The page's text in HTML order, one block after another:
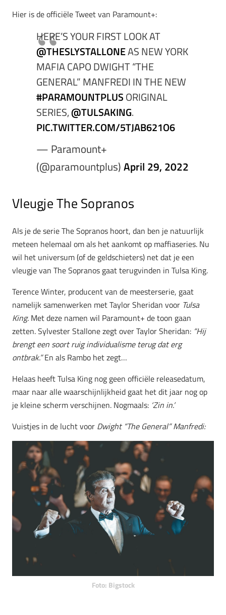
Hier is de officiële Tweet van Paramount+:
HERE’S YOUR FIRST LOOK AT
@THESLYSTALLONEAS NEW YORK
MAFIA CAPO DWIGHT “THE
GENERAL” MANFREDI IN THE NEW
#PARAMOUNTPLUSORIGINAL
SERIES,@TULSAKING.
PIC.TWITTER.COM/5TJAB621O6
— Paramount+
(@paramountplus)April 29, 2022
Vleugje The Sopranos
Als je de serie The Sopranos hoort, dan ben je natuurlijk
meteen helemaal om als het aankomt op maffiaseries. Nu
wil het universum (of de geldschieters) net dat je een
vleugje van The Sopranos gaat terugvinden in Tulsa King.
Terence Winter, producent van de meesterserie, gaat
namelijk samenwerken met Taylor Sheridan voor Tulsa
King. Met deze namen wil Paramount+ de toon gaan
zetten. Sylvester Stallone zegt over Taylor Sheridan: “Hij
brengt een soort ruig individualisme terug dat erg
ontbrak.”En als Rambo het zegt…
Helaas heeft Tulsa King nog geen officiële releasedatum,
maar naar alle waarschijnlijkheid gaat het dit jaar nog op
je kleine scherm verschijnen. Nogmaals: ‘Zin in.’
Vuistjes in de lucht voor Dwight “The General” Manfredi:
Foto: Bigstock